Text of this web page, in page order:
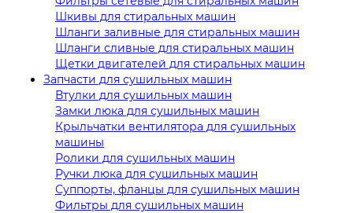
Шкивы для стиральных машин
Шланги заливные для стиральных машин
Шланги сливные для стиральных машин
Щетки двигателей для стиральных машин
Запчасти для сушильных машин
Втулки для сушильных машин
Замки люка для сушильных машин
Крыльчатки вентилятора для сушильных
машины
Ролики для сушильных машин
Ручки люка для сушильных машин
Суппорты, фланцы для сушильных машин
Фильтры для сушильных машин